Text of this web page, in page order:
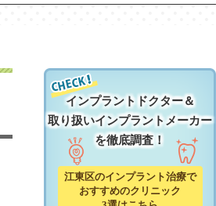
インプラントドクター＆
取り扱いインプラントメーカー
を徹底調査！
江東区のインプラント治療で
おすすめのクリニック